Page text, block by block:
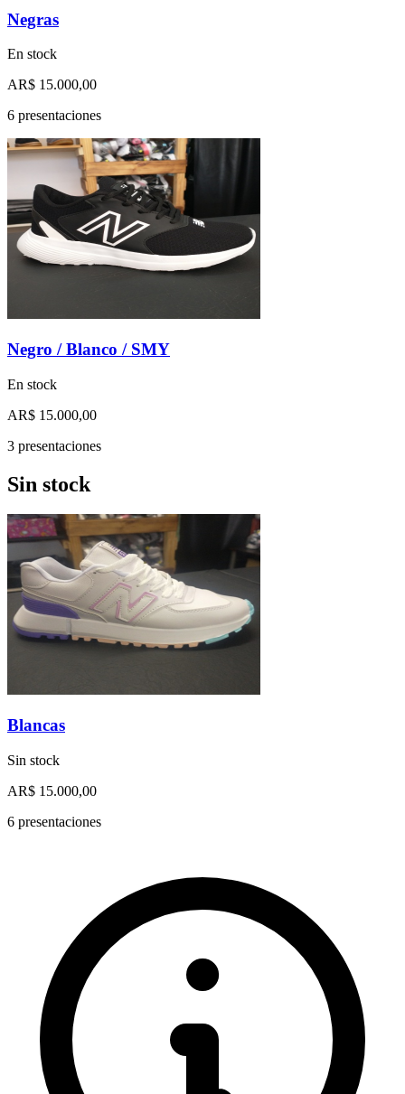
Negras
En stock
AR$ 15.000,00
6 presentaciones
Negro / Blanco / SMY
En stock
AR$ 15.000,00
3 presentaciones
Sin stock
Blancas
Sin stock
AR$ 15.000,00
6 presentaciones